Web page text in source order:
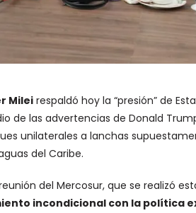
Mileirespaldó hoy la “presión” de
de las advertencias de Donald
unilaterales a lanchas
del Caribe.
del Mercosur, que se realizó
incondicional con la política